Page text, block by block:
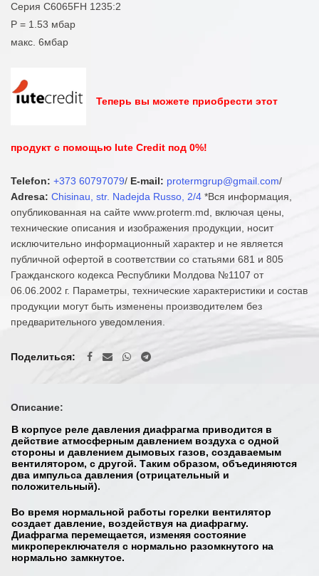
Серия C6065FH 1235:2
P = 1.53 мбар
макс. 6мбар
Теперь вы можете приобрести этот
продукт с помощью Iute Credit под 0%!
Telefon: +373 60797079/ E-mail: protermgrup@gmail.com/
Adresa: Chisinau, str. Nadejda Russo, 2/4 *Вся информация,
опубликованная на сайте www.proterm.md, включая цены,
технические описания и изображения продукции, носит
исключительно информационный характер и не является
публичной офертой в соответствии со статьями 681 и 805
Гражданского кодекса Республики Молдова №1107 от
06.06.2002 г. Параметры, технические характеристики и состав
продукции могут быть изменены производителем без
предварительного уведомления.
Поделиться
Описание:
В корпусе реле давления диафрагма приводится в
действие атмосферным давлением воздуха с одной
стороны и давлением дымовых газов, создаваемым
вентилятором, с другой. Таким образом, объединяются
два импульса давления (отрицательный и
положительный).
Во время нормальной работы горелки вентилятор
создает давление, воздействуя на диафрагму.
Диафрагма перемещается, изменяя состояние
микропереключателя с нормально разомкнутого на
нормально замкнутое.